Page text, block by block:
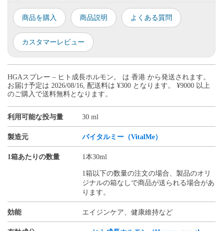
商品を購入 商品説明 よくある質問
カスタマーレビュー
HGAスプレー – ヒト成長ホルモン。 は 香港 から発送されます。
お届け予定は 2026/08/16, 配送料は ¥300 となります。 ¥9000 以上
のご購入で送料無料となります。
利用可能な投与量 30 ml
製造元 バイタルミー（VitalMe）
1箱あたりの数量 1本30ml
1箱以下の数量の注文の場合、製品のオリ
ジナルの箱なしで商品が送られる場合があ
ります。
効能 エイジンケア、健康維持など